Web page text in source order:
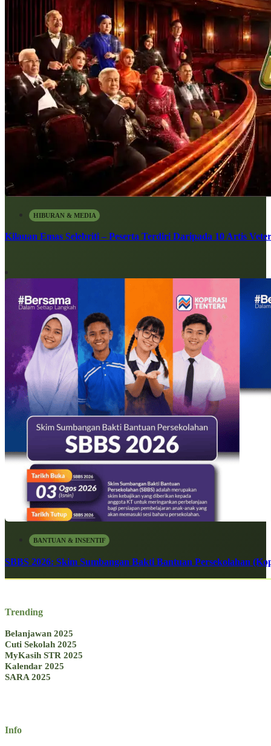
HIBURAN & MEDIA
Kilauan Emas Selebriti – Peserta Terdiri Daripada 10 Artis
BANTUAN & INSENTIF
SBBS 2026: Skim Sumbangan Bakti Bantuan Persekolahan
Trending
Belanjawan 2025
Cuti Sekolah 2025
MyKasih STR 2025
Kalendar 2025
SARA 2025
Info